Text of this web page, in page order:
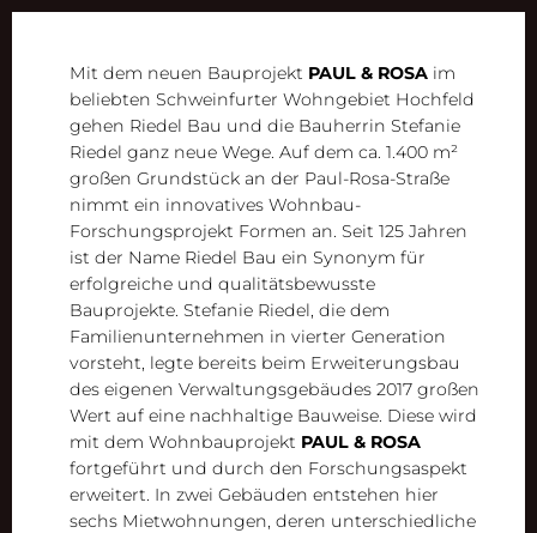
Mit dem neuen Bauprojekt PAUL & ROSA im
beliebten Schweinfurter Wohngebiet Hochfeld
gehen Riedel Bau und die Bauherrin Stefanie
Riedel ganz neue Wege. Auf dem ca. 1.400 m²
großen Grundstück an der Paul-Rosa-Straße
nimmt ein innovatives Wohnbau-
Forschungsprojekt Formen an. Seit 125 Jahren
ist der Name Riedel Bau ein Synonym für
erfolgreiche und qualitätsbewusste
Bauprojekte. Stefanie Riedel, die dem
Familienunternehmen in vierter Generation
vorsteht, legte bereits beim Erweiterungsbau
des eigenen Verwaltungsgebäudes 2017 großen
Wert auf eine nachhaltige Bauweise. Diese wird
mit dem Wohnbauprojekt PAUL & ROSA
fortgeführt und durch den Forschungsaspekt
erweitert. In zwei Gebäuden entstehen hier
sechs Mietwohnungen, deren unterschiedliche